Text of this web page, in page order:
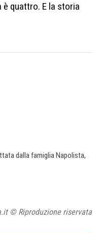
quattro. E la storia
dalla famiglia Napolista,
© Riproduzione riservata